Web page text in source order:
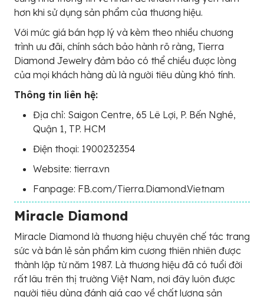
hơn khi sử dụng sản phẩm của thương hiệu.
Với mức giá bán hợp lý và kèm theo nhiều chương
trình ưu đãi, chính sách bảo hành rõ ràng, Tierra
Diamond Jewelry đảm bảo có thể chiều được lòng
của mọi khách hàng dù là người tiêu dùng khó tính.
Thông tin liên hệ:
Địa chỉ: Saigon Centre, 65 Lê Lợi, P. Bến Nghé,
Quận 1, TP. HCM
Điện thoại: 1900232354
Website: tierra.vn
Fanpage: FB.com/Tierra.Diamond.Vietnam
Miracle Diamond
Miracle Diamond là thương hiệu chuyên chế tác trang
sức và bán lẻ sản phẩm kim cương thiên nhiên được
thành lập từ năm 1987. Là thương hiệu đã có tuổi đời
rất lâu trên thị trường Việt Nam, nơi đây luôn được
người tiêu dùng đánh giá cao về chất lượng sản